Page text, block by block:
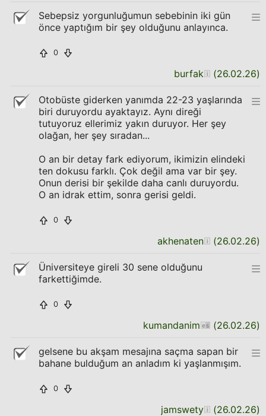
Sebepsiz yorgunluğumun sebebinin iki gün
önce yaptığım bir şey olduğunu anlayınca.
0
burfak (26.02.26)
Otobüste giderken yanımda 22-23 yaşlarında
biri duruyordu ayaktayız. Aynı direği
tutuyoruz ellerimiz yakın duruyor. Her şey
olağan, her şey sıradan...
O an bir detay fark ediyorum, ikimizin elindeki
ten dokusu farklı. Çok değil ama var bir şey.
Onun derisi bir şekilde daha canlı duruyordu.
O an idrak ettim, sonra gerisi geldi.
0
akhenaten (26.02.26)
Üniversiteye gireli 30 sene olduğunu
farkettiğimde.
0
kumandanim (26.02.26)
gelsene bu akşam mesajına saçma sapan bir
bahane bulduğum an anladım ki yaşlanmışım.
0
jamswety (26.02.26)